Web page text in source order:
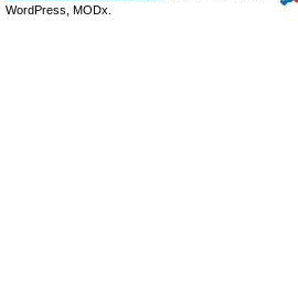
WordPress, MODx.